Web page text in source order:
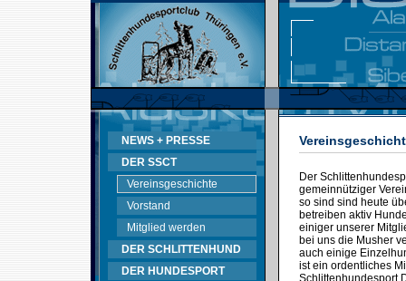
NEWS + PRESSE
DER SSCT
Vereinsgeschichte
Vorstand
Mitglied werden
DER SCHLITTENHUND
DER HUNDESPORT
Der
gemeinnütziger
so sind sind heute
betreiben aktiv
einiger unserer
bei uns die Musher
auch einige
ist ein ordentliches
Schlittenhundesport